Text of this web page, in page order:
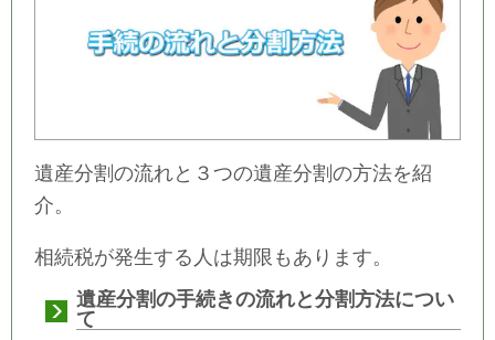
遺産分割の流れと３つの遺産分割の方法を紹
介。
相続税が発生する人は期限もあります。
遺産分割の手続きの流れと分割方法につい
て